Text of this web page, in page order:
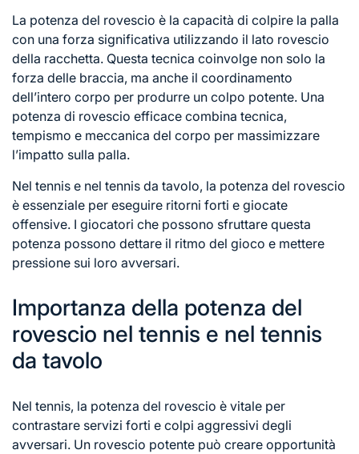
La potenza del rovescio è la capacità di colpire la palla
con una forza significativa utilizzando il lato rovescio
della racchetta. Questa tecnica coinvolge non solo la
forza delle braccia, ma anche il coordinamento
dell’intero corpo per produrre un colpo potente. Una
potenza di rovescio efficace combina tecnica,
tempismo e meccanica del corpo per massimizzare
l’impatto sulla palla.
Nel tennis e nel tennis da tavolo, la potenza del rovescio
è essenziale per eseguire ritorni forti e giocate
offensive. I giocatori che possono sfruttare questa
potenza possono dettare il ritmo del gioco e mettere
pressione sui loro avversari.
Importanza della potenza del
rovescio nel tennis e nel tennis
da tavolo
Nel tennis, la potenza del rovescio è vitale per
contrastare servizi forti e colpi aggressivi degli
avversari. Un rovescio potente può creare opportunità